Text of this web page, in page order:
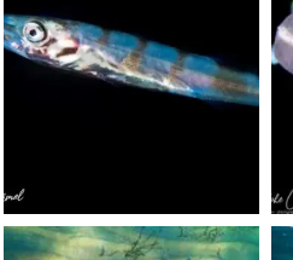
scuba_people_magazine